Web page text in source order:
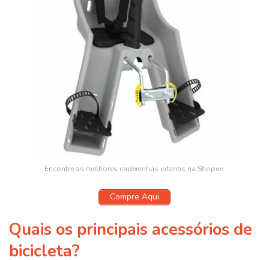
Encontre as melhores cadeirinhas infantis na Shopee.
Compre Aqui
Quais os principais acessórios de
bicicleta?